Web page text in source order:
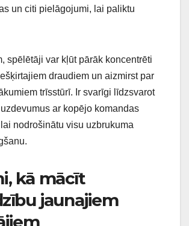
un citi pielāgojumi, lai paliktu
spēlētāji var kļūt pārāk koncentrēti
draudiem un aizmirst par
trīsstūrī. Ir svarīgi līdzsvarot
ar kopējo komandas
nodrošinātu visu uzbrukuma
kā mācīt
jaunajiem